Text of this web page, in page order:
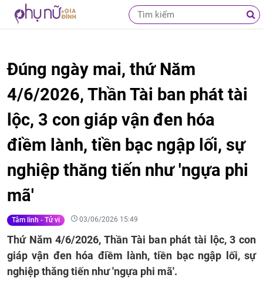
Đúng ngày mai, thứ Năm
4/6/2026, Thần Tài ban phát tài
lộc, 3 con giáp vận đen hóa
điềm lành, tiền bạc ngập lối, sự
nghiệp thăng tiến như 'ngựa phi
mã'
Tâm linh - Tử vi 03/06/2026 15:49
Thứ Năm 4/6/2026, Thần Tài ban phát tài lộc, 3 con
giáp vận đen hóa điềm lành, tiền bạc ngập lối, sự
nghiệp thăng tiến như 'ngựa phi mã'.